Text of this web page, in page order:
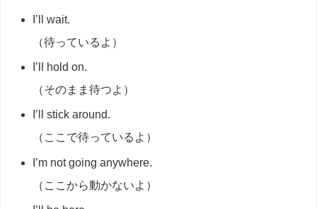
I’ll wait.
（待っているよ）
I’ll hold on.
（そのまま待つよ）
I’ll stick around.
（ここで待っているよ）
I’m not going anywhere.
（ここから動かないよ）